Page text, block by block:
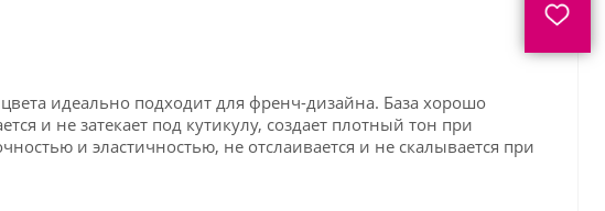
идеально подходит для френч-дизайна. База хорошо
и не затекает под кутикулу, создает плотный тон при
и эластичностью, не отслаивается и не скалывается при